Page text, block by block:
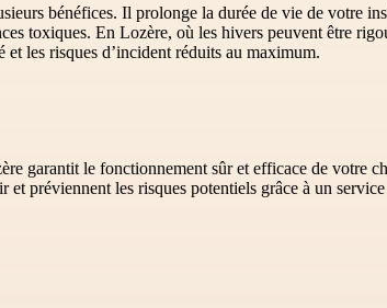
bénéfices. Il prolonge la durée de vie de votre
toxiques. En Lozère, où les hivers peuvent être
les risques d’incident réduits au maximum.
garantit le fonctionnement sûr et efficace de votre
préviennent les risques potentiels grâce à un